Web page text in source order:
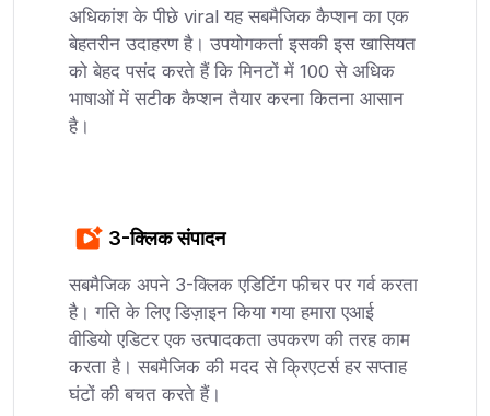
अधिकांश के पीछे viral यह सबमैजिक कैप्शन का एक
बेहतरीन उदाहरण है। उपयोगकर्ता इसकी इस खासियत
को बेहद पसंद करते हैं कि मिनटों में 100 से अधिक
भाषाओं में सटीक कैप्शन तैयार करना कितना आसान
है।
3-क्लिक संपादन
सबमैजिक अपने 3-क्लिक एडिटिंग फीचर पर गर्व करता
है। गति के लिए डिज़ाइन किया गया हमारा एआई
वीडियो एडिटर एक उत्पादकता उपकरण की तरह काम
करता है। सबमैजिक की मदद से क्रिएटर्स हर सप्ताह
घंटों की बचत करते हैं।